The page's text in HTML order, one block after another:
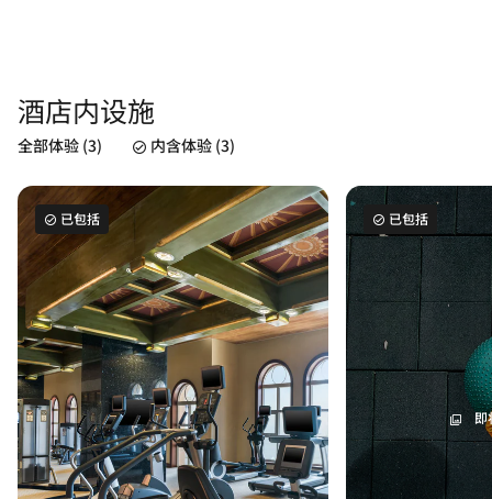
酒店内设施
全部体验 (3) 内含体验 (3)
已包括
即
已包括